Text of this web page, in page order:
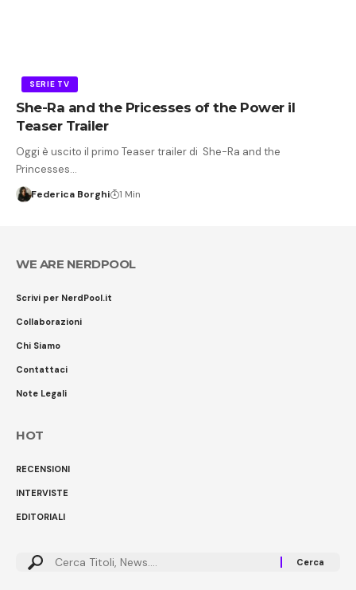
SERIE TV
She-Ra and the Pricesses of the Power il
Teaser Trailer
Oggi è uscito il primo Teaser trailer di She-Ra and the
Princesses…
Federica Borghi 1 Min
WE ARE NERDPOOL
Scrivi per NerdPool.it
Collaborazioni
Chi Siamo
Contattaci
Note Legali
HOT
RECENSIONI
INTERVISTE
EDITORIALI
Cerca: